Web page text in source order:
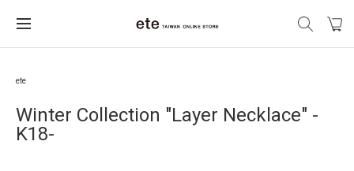
ete
Winter Collection "Layer Necklace" -
K18-